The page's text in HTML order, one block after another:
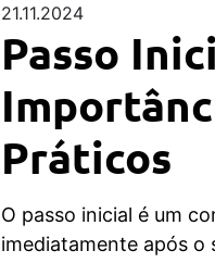
21.11.2024
Passo
Práticos
O passo inicial é um
imediatamente após o